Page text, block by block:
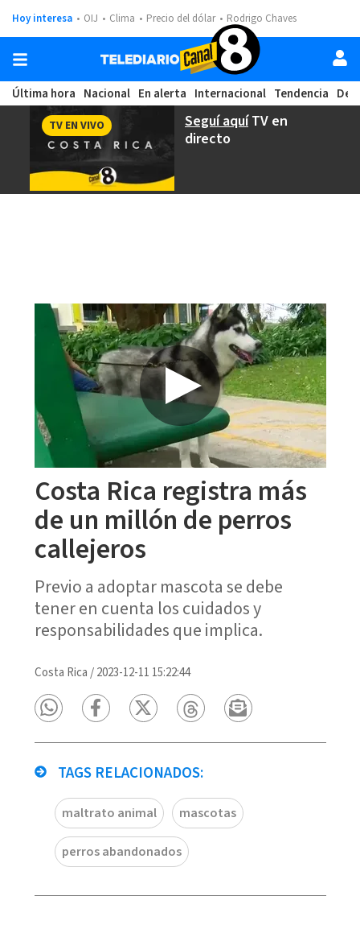
Hoy interesa OIJ Clima Precio del dólar Rodrigo Chaves
Última hora Nacional En alerta Internacional Tendencia
Seguí aquíTV en
directo
TV EN VIVO
Costa Rica registra más
de un millón de perros
callejeros
Previo a adoptar mascota se debe
tener en cuenta los cuidados y
responsabilidades que implica.
Costa Rica /2023-12-11 15:22:44
TAGS RELACIONADOS:
maltrato animal mascotas
perros abandonados